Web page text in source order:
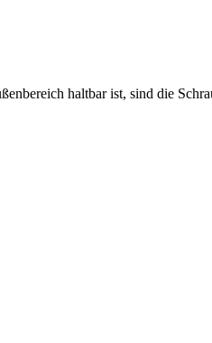
haltbar ist, sind die